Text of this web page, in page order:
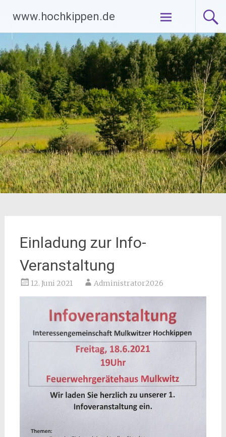
Inhalt
springen
www.hochkippen.de
Einladung zur Info-
Veranstaltung
12. Juni 2021 Administrator2026